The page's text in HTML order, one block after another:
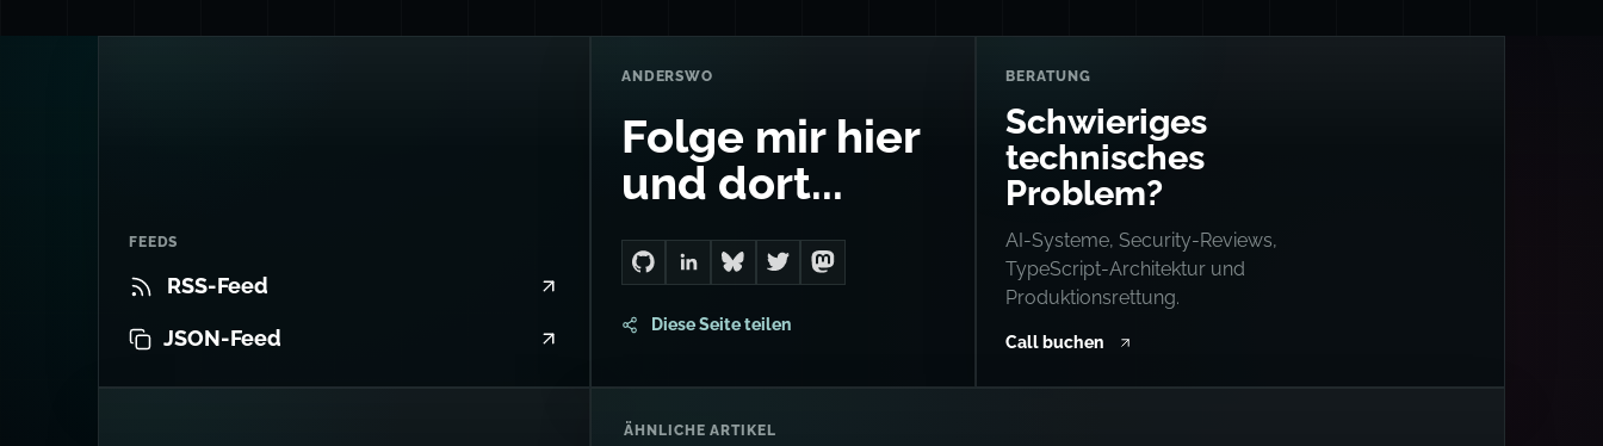
FEEDS
RSS-Feed
JSON-Feed
ANDERSWO
Folge mir hier
und dort...
Go to Dan's GitHub
Connect with me on LinkedIn
Follow me on Bluesky
Follow me on Twitter
Follow me on Mastodon
Diese Seite teilen
BERATUNG
Schwieriges
technisches
Problem?
AI-Systeme, Security-Reviews,
TypeScript-Architektur und
Produktionsrettung.
Call buchen
ÄHNLICHE ARTIKEL